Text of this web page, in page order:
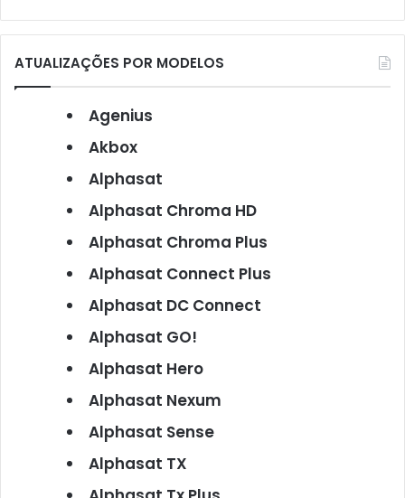
ATUALIZAÇÕES POR MODELOS
Agenius
Akbox
Alphasat
Alphasat Chroma HD
Alphasat Chroma Plus
Alphasat Connect Plus
Alphasat DC Connect
Alphasat GO!
Alphasat Hero
Alphasat Nexum
Alphasat Sense
Alphasat TX